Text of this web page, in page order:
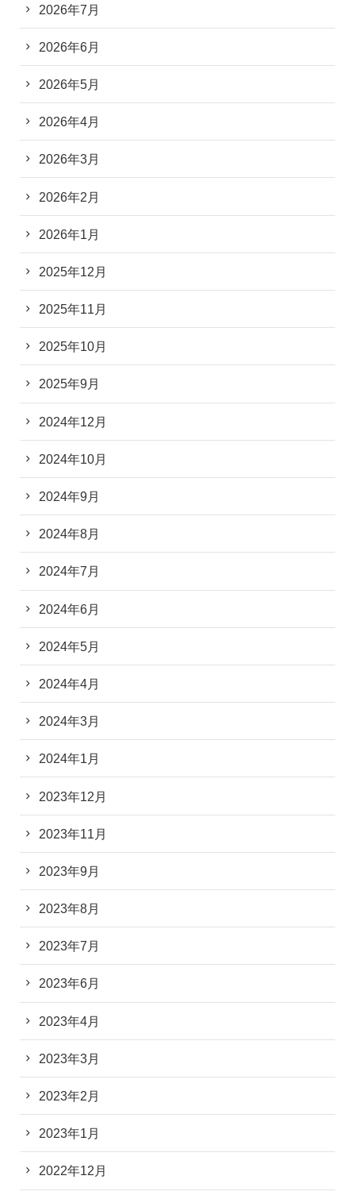
2026年7月
2026年6月
2026年5月
2026年4月
2026年3月
2026年2月
2026年1月
2025年12月
2025年11月
2025年10月
2025年9月
2024年12月
2024年10月
2024年9月
2024年8月
2024年7月
2024年6月
2024年5月
2024年4月
2024年3月
2024年1月
2023年12月
2023年11月
2023年9月
2023年8月
2023年7月
2023年6月
2023年4月
2023年3月
2023年2月
2023年1月
2022年12月